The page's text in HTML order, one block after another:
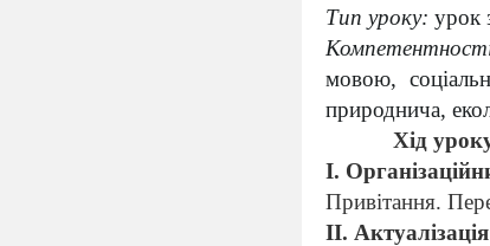
Тип уроку: урок
мовою,
природнича,
Хід
І.
Привітання.
ІІ.